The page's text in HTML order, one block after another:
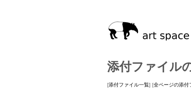
添付ファイル
[添付ファイル一覧] [全ページの添付